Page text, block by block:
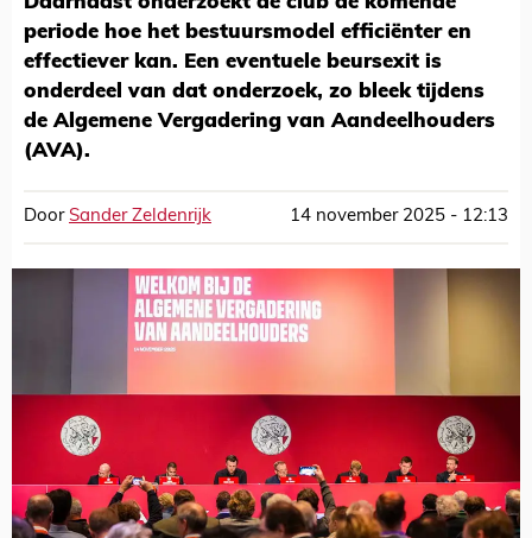
periode hoe het bestuursmodel efficiënter en
effectiever kan. Een eventuele beursexit is
onderdeel van dat onderzoek, zo bleek tijdens
de Algemene Vergadering van Aandeelhouders
(AVA).
Door Sander Zeldenrijk 14 november 2025 - 12:13